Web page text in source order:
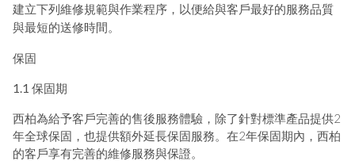
建立下列維修規範與作業程序，以便給與客戶最好的服務品質
與最短的送修時間。
保固
1.1 保固期
西柏為給予客戶完善的售後服務體驗，除了針對標準產品提供2
年全球保固，也提供額外延長保固服務。在2年保固期內，西柏
的客戶享有完善的維修服務與保證。